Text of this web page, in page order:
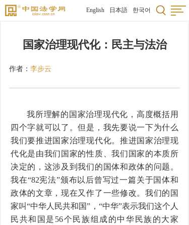
English 日本語 한국어
国家治理现代化：民主与法治
作者： 李步云
我所理解的国家治理现代化，高度概括用
四个字就可以了。但是，我先要说一下为什么
我们要推进国家治理现代化。推进国家治理现
代化是由我们国家的性质、我们国家的本质所
决定的，这涉及到我们的国体和政体的问题。
我在“82宪法”颁布以后曾写过一篇关于国体和
政体的文章，现在又作了一些修改。我们的国
家叫“中华人民共和国”，“中华”表示我们这个人
民共和国是56个民族组成的中华民族的大家